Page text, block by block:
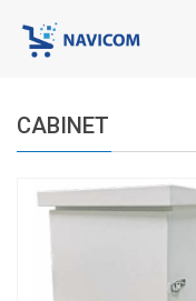
CABINET